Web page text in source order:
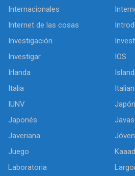
Internacionales
Internet de las cosas
Investigación
Investigar
IOS
Irlanda
Italia
IUNV
Japón
Japonés
Javeriana
Juego
Kaaad
Laboratoria